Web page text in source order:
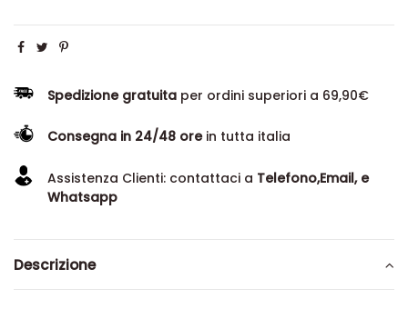
Spedizione gratuita per ordini superiori a 69,90€
Consegna in 24/48 orein tutta italia
Assistenza Clienti: contattaci a Telefono,Email, e
Whatsapp
Descrizione